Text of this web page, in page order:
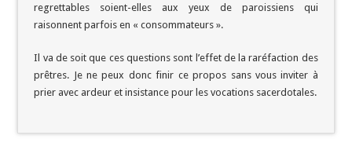
regrettables soient-elles aux yeux de paroissiens qui
raisonnent parfois en « consommateurs ».
Il va de soit que ces questions sont l’effet de la raréfaction des
prêtres. Je ne peux donc finir ce propos sans vous inviter à
prier avec ardeur et insistance pour les vocations sacerdotales.